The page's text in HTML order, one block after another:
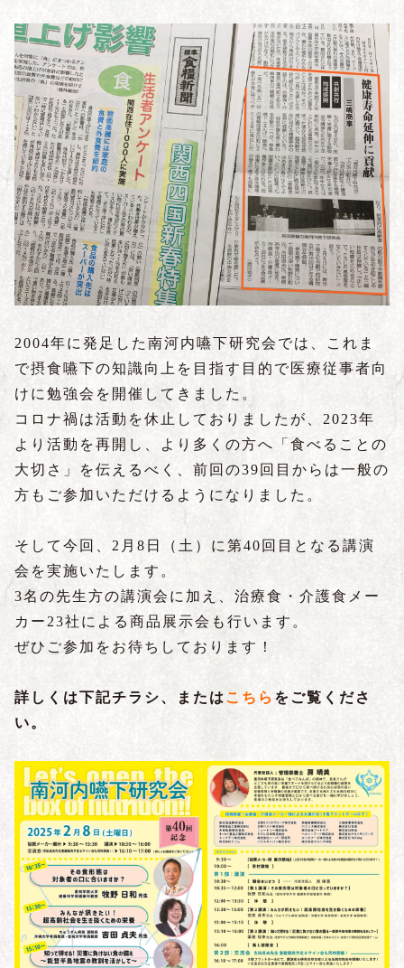
2004年に発足した南河内嚥下研究会では、これま
で摂食嚥下の知識向上を目指す目的で医療従事者向
けに勉強会を開催してきました。
コロナ禍は活動を休止しておりましたが、2023年
より活動を再開し、より多くの方へ「食べることの
大切さ」を伝えるべく、前回の39回目からは一般の
方もご参加いただけるようになりました。
そして今回、2月8日（土）に第40回目となる講演
会を実施いたします。
3名の先生方の講演会に加え、治療食・介護食メー
カー23社による商品展示会も行います。
ぜひご参加をお待ちしております！
詳しくは下記チラシ、または こちら をご覧くださ
い。